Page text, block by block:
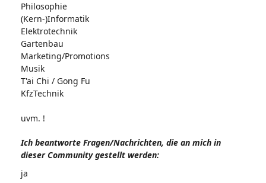
Philosophie
(Kern-)Informatik
Elektrotechnik
Gartenbau
Marketing/Promotions
Musik
T'ai Chi / Gong Fu
KfzTechnik
uvm. !
Ich beantworte Fragen/Nachrichten, die an mich in
dieser Community gestellt werden:
ja